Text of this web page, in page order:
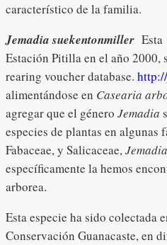
característico de la familia.
Jemadia suekentonmiller
Estación Pitilla en el año 2000,
rearing voucher database.
alimentándose en Casearia
agregar que el género Jemadia
especies de plantas en algunas
Fabaceae, y Salicaceae,
específicamente la hemos
arborea.
Esta especie ha sido colectada
Conservación Guanacaste, en